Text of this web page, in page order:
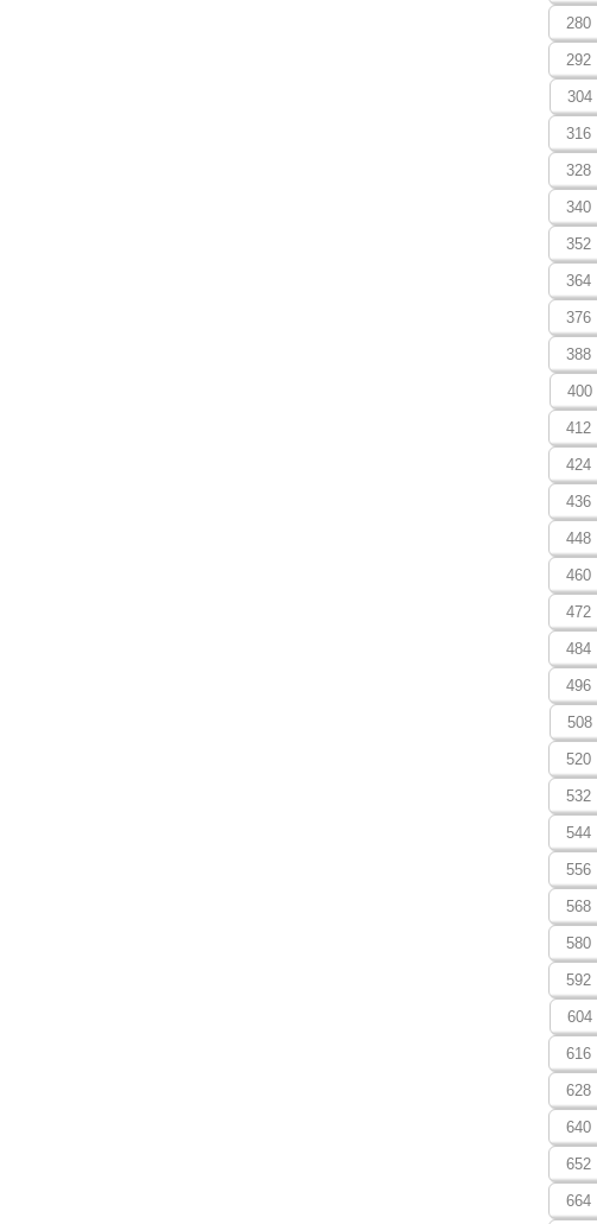
280
292
304
316
328
340
352
364
376
388
400
412
424
436
448
460
472
484
496
508
520
532
544
556
568
580
592
604
616
628
640
652
664